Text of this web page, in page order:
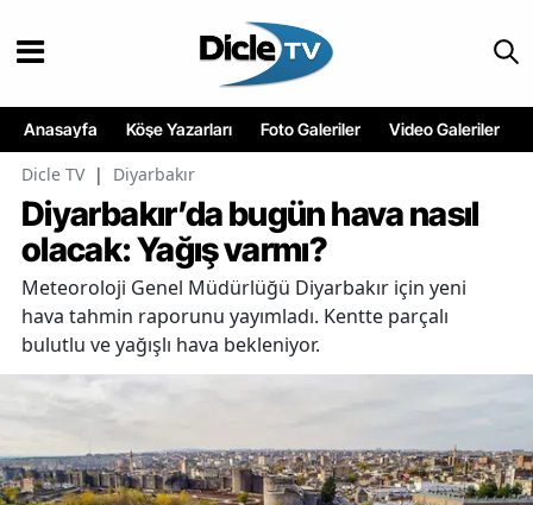
Anasayfa Köşe Yazarları Foto Galeriler Video Galeriler
Dicle TV | Diyarbakır
Diyarbakır’da bugün hava nasıl
olacak: Yağış varmı?
Meteoroloji Genel Müdürlüğü Diyarbakır için yeni
hava tahmin raporunu yayımladı. Kentte parçalı
bulutlu ve yağışlı hava bekleniyor.